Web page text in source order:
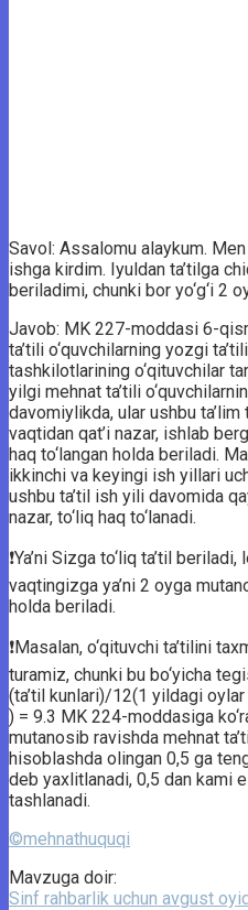
Savol: Assalomu alaykum.
ishga kirdim. Iyuldan ta’tilga
beriladimi, chunki bor yo‘g‘i 2
Javob: MK 227-moddasi 6-
ta’tili o‘quvchilarning yozgi
tashkilotlarining o‘qituvchilar
yilgi mehnat ta’tili
davomiylikda, ular ushbu
vaqtidan qat’i nazar, ishlab
haq to‘langan holda beriladi.
ikkinchi va keyingi ish yillari
ushbu ta’til ish yili davomida
nazar, to‘liq haq to‘lanadi.
❗️Ya’ni Sizga to‘liq ta’til
vaqtingizga ya’ni 2 oyga
holda beriladi.
❗️Masalan, o‘qituvchi ta’tilini
turamiz, chunki bu bo‘yicha
(ta’til kunlari)/12(1 yildagi
) = 9.3 MK 224-moddasiga
mutanosib ravishda mehnat
hisoblashda olingan 0,5 ga
deb yaxlitlanadi, 0,5 dan kami
tashlanadi.
©mehnathuquqi
Mavzuga doir:
Sinf rahbarlik uchun avgust